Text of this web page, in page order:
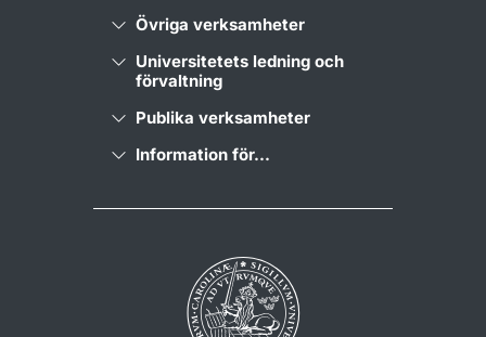
Övriga verksamheter
Universitetets ledning och
förvaltning
Publika verksamheter
Information för...